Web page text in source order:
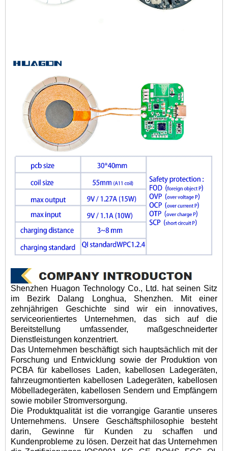
Shenzhen Huagon Technology Co., Ltd. hat seinen Sitz
im Bezirk Dalang Longhua, Shenzhen. Mit einer
zehnjährigen Geschichte sind wir ein innovatives,
serviceorientiertes Unternehmen, das sich auf die
Bereitstellung umfassender, maßgeschneiderter
Dienstleistungen konzentriert.
Das Unternehmen beschäftigt sich hauptsächlich mit der
Forschung und Entwicklung sowie der Produktion von
PCBA für kabelloses Laden, kabellosen Ladegeräten,
fahrzeugmontierten kabellosen Ladegeräten, kabellosen
Möbelladegeräten, kabellosen Sendern und Empfängern
sowie mobiler Stromversorgung.
Die Produktqualität ist die vorrangige Garantie unseres
Unternehmens. Unsere Geschäftsphilosophie besteht
darin, Gewinne für Kunden zu schaffen und
Kundenprobleme zu lösen. Derzeit hat das Unternehmen